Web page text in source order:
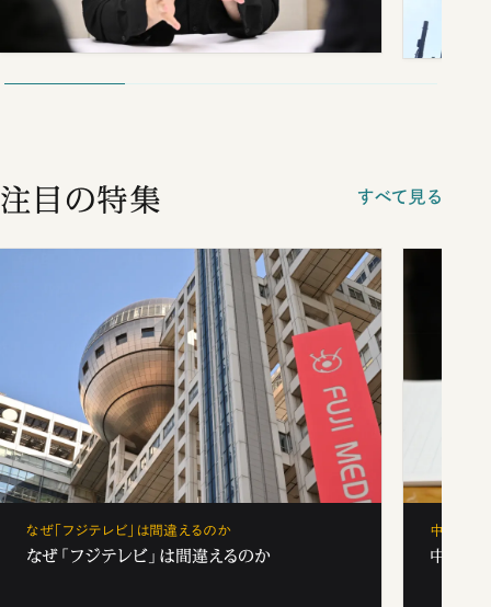
注目の特集 すべて見る
なぜ「フジテレビ」は間違えるのか
なぜ「フジテレビ」は間違えるのか
中学受験
中学受